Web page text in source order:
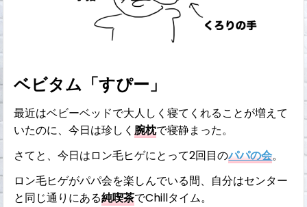
ベビタム「すぴー」
最近はベビーベッドで大人しく寝てくれることが増えて
いたのに、今日は珍しく腕枕で寝静まった。
さてと、今日はロン毛ヒゲにとって2回目のパパの会。
ロン毛ヒゲがパパ会を楽しんでいる間、自分はセンター
と同じ通りにある純喫茶でChillタイム。